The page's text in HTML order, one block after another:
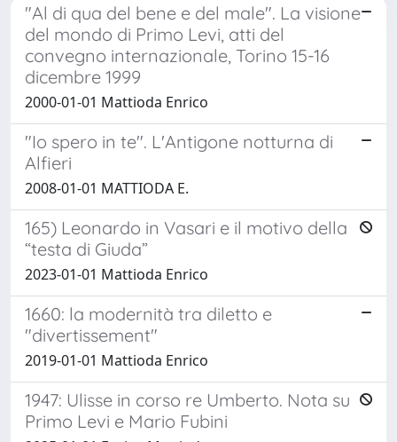
"Al di qua del bene e del male". La visione
del mondo di Primo Levi, atti del
convegno internazionale, Torino 15-16
dicembre 1999
2000-01-01 Mattioda Enrico
"Io spero in te". L'Antigone notturna di
Alfieri
2008-01-01 MATTIODA E.
165) Leonardo in Vasari e il motivo della
“testa di Giuda”
2023-01-01 Mattioda Enrico
1660: la modernità tra diletto e
"divertissement"
2019-01-01 Mattioda Enrico
1947: Ulisse in corso re Umberto. Nota su
Primo Levi e Mario Fubini